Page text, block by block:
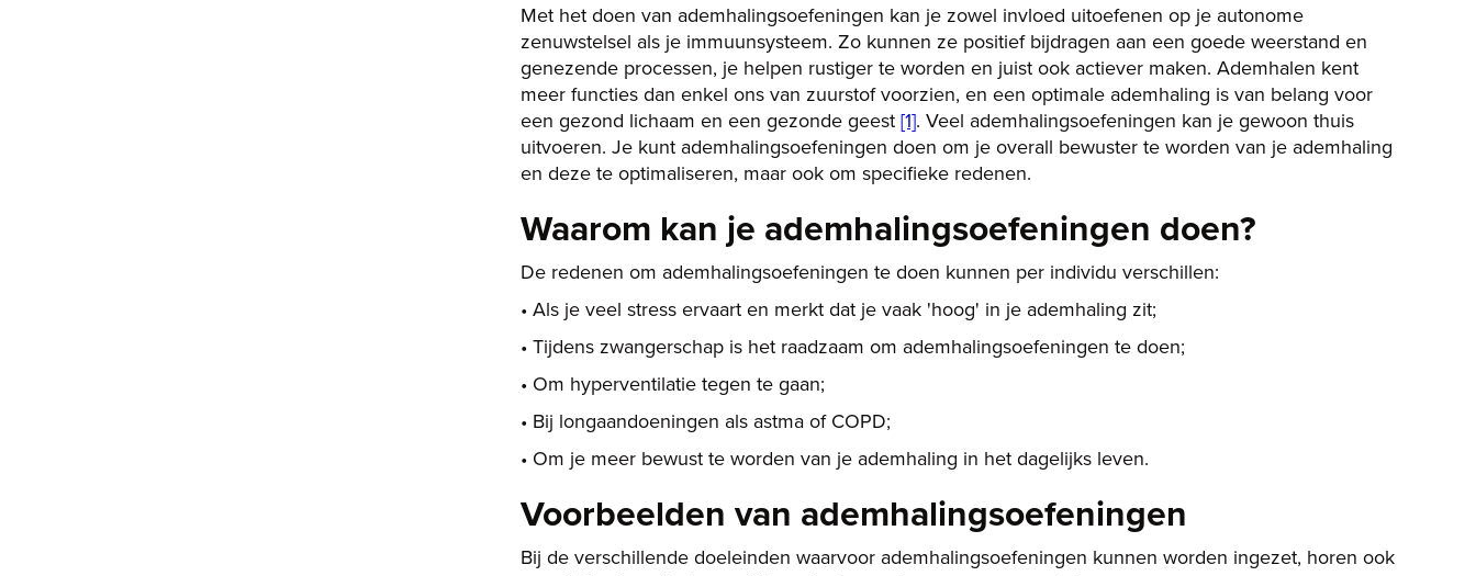
Met het doen van ademhalingsoefeningen kan je zowel invloed uitoefenen op je autonome
zenuwstelsel als je immuunsysteem. Zo kunnen ze positief bijdragen aan een goede weerstand en
genezende processen, je helpen rustiger te worden en juist ook actiever maken. Ademhalen kent
meer functies dan enkel ons van zuurstof voorzien, en een optimale ademhaling is van belang voor
een gezond lichaam en een gezonde geest [1]. Veel ademhalingsoefeningen kan je gewoon thuis
uitvoeren. Je kunt ademhalingsoefeningen doen om je overall bewuster te worden van je ademhaling
en deze te optimaliseren, maar ook om specifieke redenen.
Waarom kan je ademhalingsoefeningen doen?
De redenen om ademhalingsoefeningen te doen kunnen per individu verschillen:
• Als je veel stress ervaart en merkt dat je vaak 'hoog' in je ademhaling zit;
• Tijdens zwangerschap is het raadzaam om ademhalingsoefeningen te doen;
• Om hyperventilatie tegen te gaan;
• Bij longaandoeningen als astma of COPD;
• Om je meer bewust te worden van je ademhaling in het dagelijks leven.
Voorbeelden van ademhalingsoefeningen
Bij de verschillende doeleinden waarvoor ademhalingsoefeningen kunnen worden ingezet, horen ook